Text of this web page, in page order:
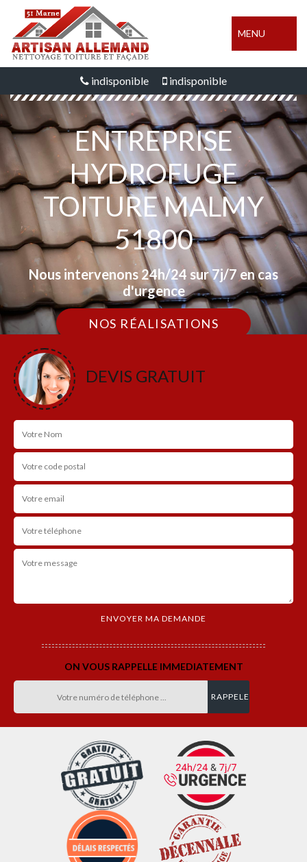
MENU
indisponible indisponible
ENTREPRISE
HYDROFUGE
TOITURE MALMY
51800
Nous intervenons 24h/24 sur 7j/7 en cas
d'urgence
NOS RÉALISATIONS
DEVIS GRATUIT
ON VOUS RAPPELLE IMMEDIATEMENT